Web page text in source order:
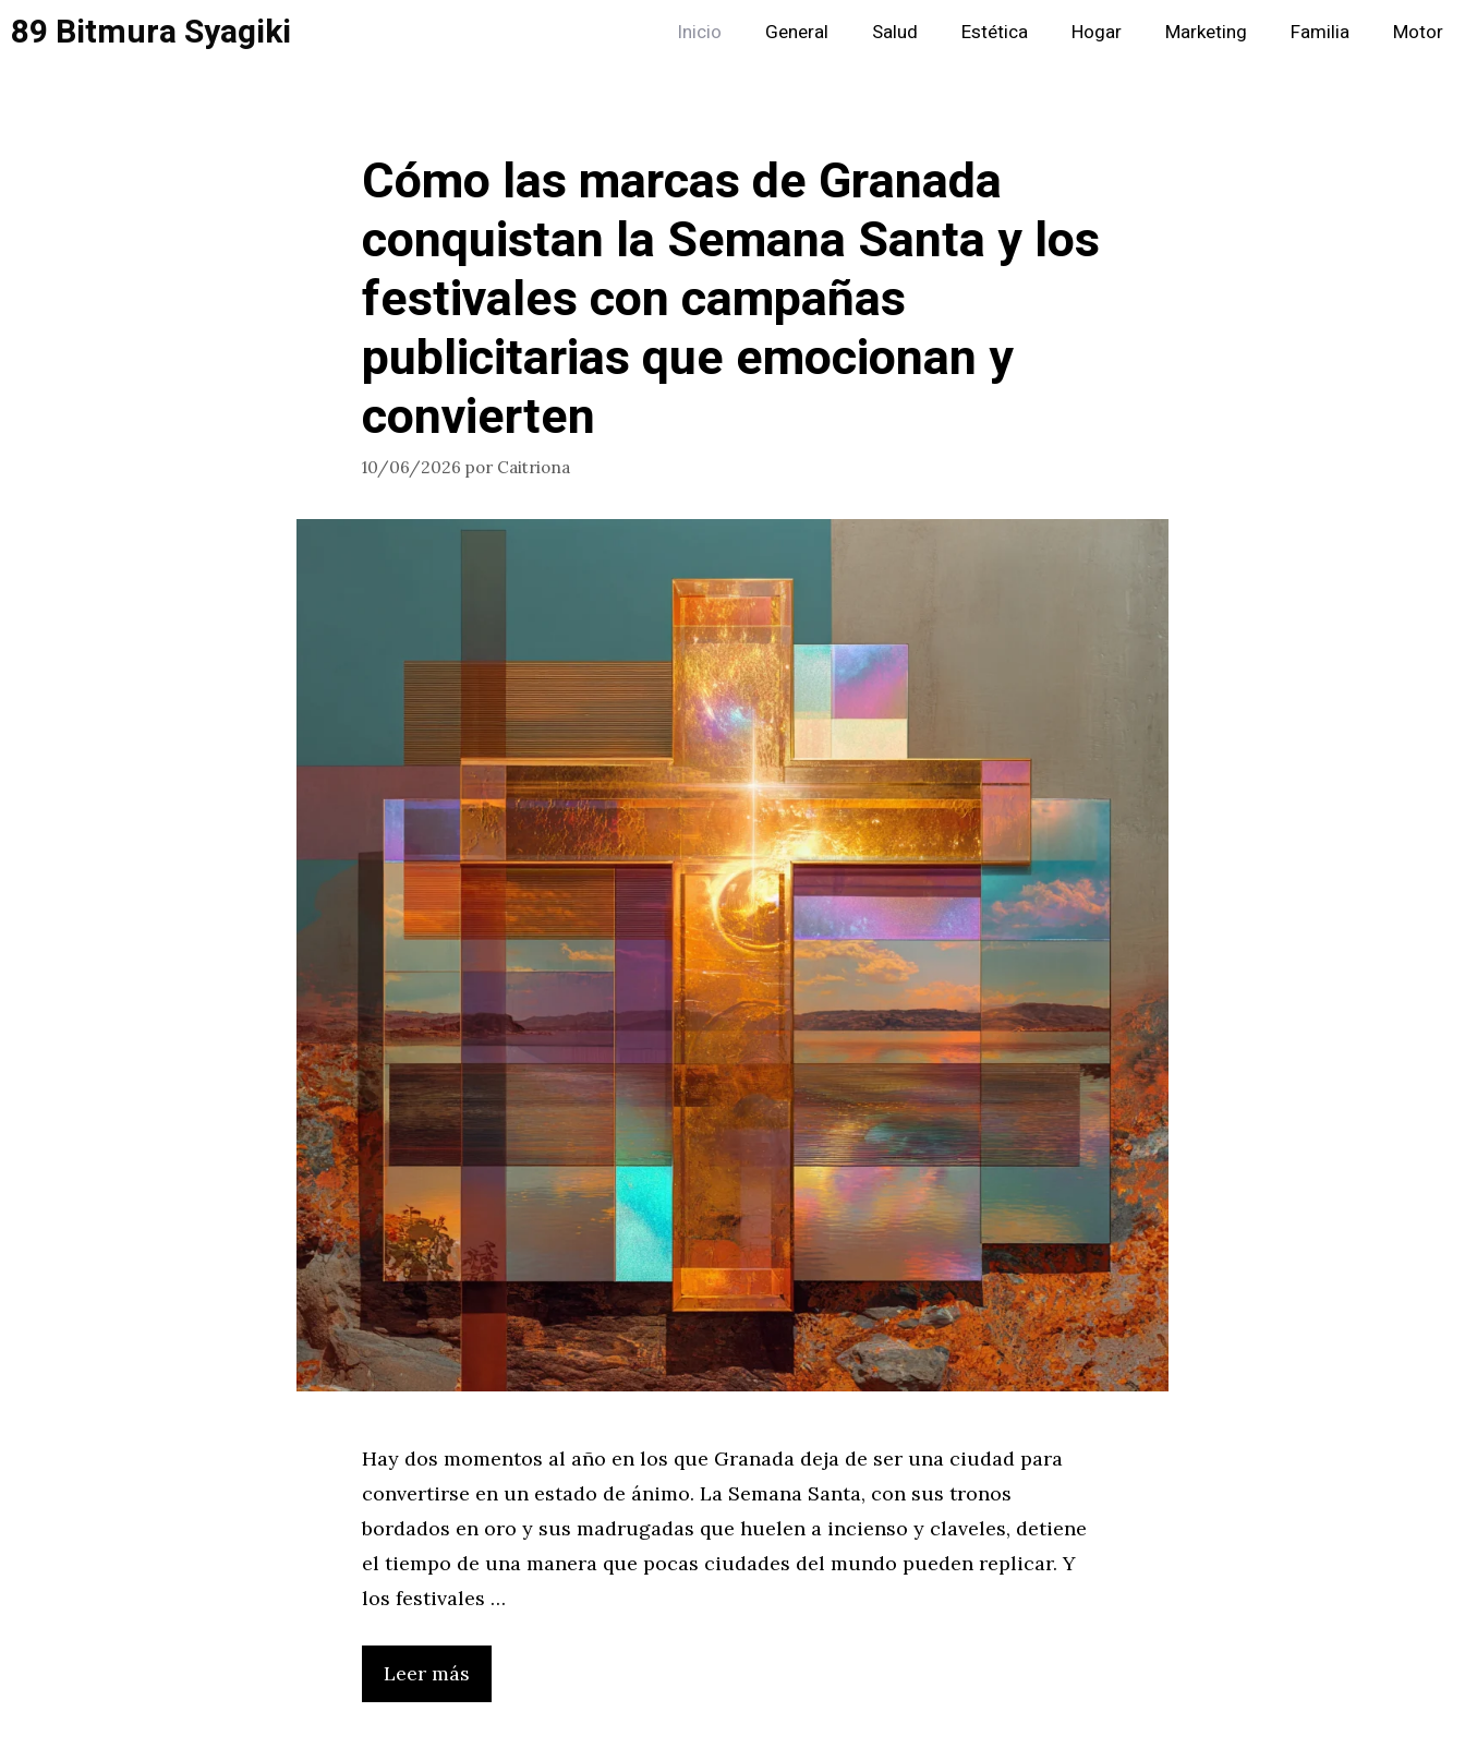
Saltar
al89 Bitmura Syagiki Inicio General Salud Estética Hogar Marketing Familia Motor
Cómo las marcas de Granada
conquistan la Semana Santa y los
festivales con campañas
publicitarias que emocionan y
convierten
10/06/2026 por Caitriona
Hay dos momentos al año en los que Granada deja de ser una ciudad para
convertirse en un estado de ánimo. La Semana Santa, con sus tronos
bordados en oro y sus madrugadas que huelen a incienso y claveles, detiene
el tiempo de una manera que pocas ciudades del mundo pueden replicar. Y
los festivales …
Leer más